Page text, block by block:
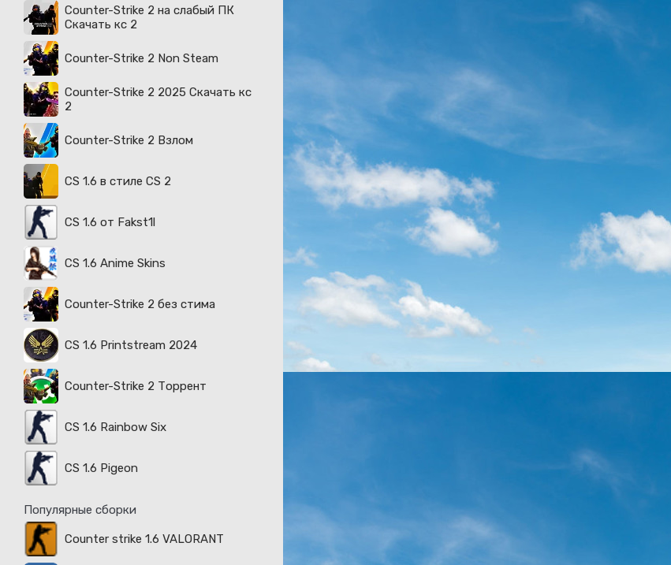
Counter-Strike 2 на слабый ПК
Скачать кс 2
Counter-Strike 2 Non Steam
Counter-Strike 2 2025 Скачать кс
2
Counter-Strike 2 Взлом
CS 1.6 в стиле CS 2
CS 1.6 от Fakst1l
CS 1.6 Anime Skins
Counter-Strike 2 без стима
CS 1.6 Printstream 2024
Counter-Strike 2 Торрент
CS 1.6 Rainbow Six
CS 1.6 Pigeon
Популярные сборки
Counter strike 1.6 VALORANT